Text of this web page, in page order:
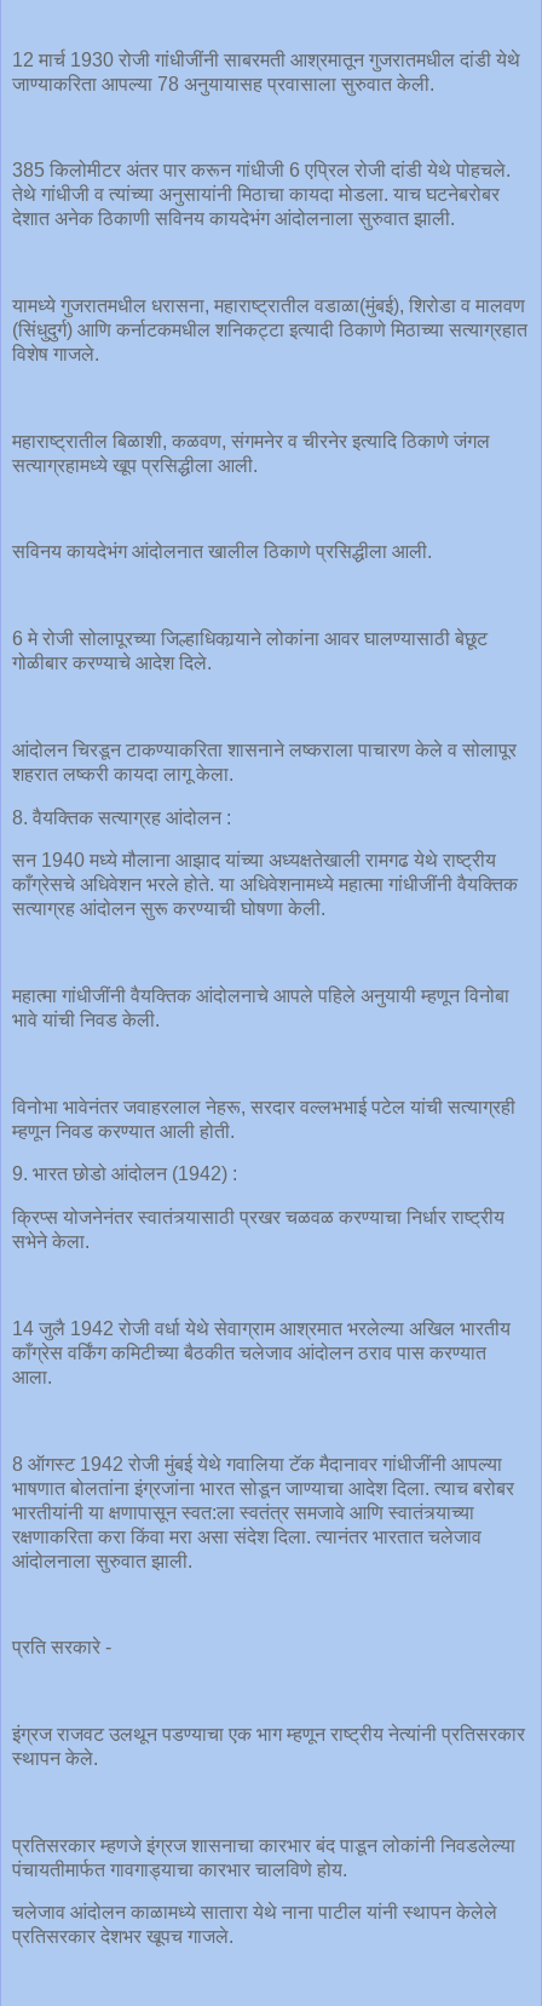
12 मार्च 1930 रोजी गांधीजींनी साबरमती आश्रमातून गुजरातमधील दांडी येथे
जाण्याकरिता आपल्या 78 अनुयायासह प्रवासाला सुरुवात केली.
385 किलोमीटर अंतर पार करून गांधीजी 6 एप्रिल रोजी दांडी येथे पोहचले.
तेथे गांधीजी व त्यांच्या अनुसायांनी मिठाचा कायदा मोडला. याच घटनेबरोबर
देशात अनेक ठिकाणी सविनय कायदेभंग आंदोलनाला सुरुवात झाली.
यामध्ये गुजरातमधील धरासना, महाराष्ट्रातील वडाळा(मुंबई), शिरोडा व मालवण
(सिंधुदुर्ग) आणि कर्नाटकमधील शनिकट्टा इत्यादी ठिकाणे मिठाच्या सत्याग्रहात
विशेष गाजले.
महाराष्ट्रातील बिळाशी, कळवण, संगमनेर व चीरनेर इत्यादि ठिकाणे जंगल
सत्याग्रहामध्ये खूप प्रसिद्धीला आली.
सविनय कायदेभंग आंदोलनात खालील ठिकाणे प्रसिद्धीला आली.
6 मे रोजी सोलापूरच्या जिल्हाधिकार्‍याने लोकांना आवर घालण्यासाठी बेछूट
गोळीबार करण्याचे आदेश दिले.
आंदोलन चिरडून टाकण्याकरिता शासनाने लष्कराला पाचारण केले व सोलापूर
शहरात लष्करी कायदा लागू केला.
8. वैयक्तिक सत्याग्रह आंदोलन :
सन 1940 मध्ये मौलाना आझाद यांच्या अध्यक्षतेखाली रामगढ येथे राष्ट्रीय
काँग्रेसचे अधिवेशन भरले होते. या अधिवेशनामध्ये महात्मा गांधीजींनी वैयक्तिक
सत्याग्रह आंदोलन सुरू करण्याची घोषणा केली.
महात्मा गांधीजींनी वैयक्तिक आंदोलनाचे आपले पहिले अनुयायी म्हणून विनोबा
भावे यांची निवड केली.
विनोभा भावेनंतर जवाहरलाल नेहरू, सरदार वल्लभभाई पटेल यांची सत्याग्रही
म्हणून निवड करण्यात आली होती.
9. भारत छोडो आंदोलन (1942) :
क्रिप्स योजनेनंतर स्वातंत्र्यासाठी प्रखर चळवळ करण्याचा निर्धार राष्ट्रीय
सभेने केला.
14 जुलै 1942 रोजी वर्धा येथे सेवाग्राम आश्रमात भरलेल्या अखिल भारतीय
काँग्रेस वर्किंग कमिटीच्या बैठकीत चलेजाव आंदोलन ठराव पास करण्यात
आला.
8 ऑगस्ट 1942 रोजी मुंबई येथे गवालिया टॅक मैदानावर गांधीजींनी आपल्या
भाषणात बोलतांना इंग्रजांना भारत सोडून जाण्याचा आदेश दिला. त्याच बरोबर
भारतीयांनी या क्षणापासून स्वत:ला स्वतंत्र समजावे आणि स्वातंत्र्याच्या
रक्षणाकरिता करा किंवा मरा असा संदेश दिला. त्यानंतर भारतात चलेजाव
आंदोलनाला सुरुवात झाली.
प्रति सरकारे -
इंग्रज राजवट उलथून पडण्याचा एक भाग म्हणून राष्ट्रीय नेत्यांनी प्रतिसरकार
स्थापन केले.
प्रतिसरकार म्हणजे इंग्रज शासनाचा कारभार बंद पाडून लोकांनी निवडलेल्या
पंचायतीमार्फत गावगाड्याचा कारभार चालविणे होय.
चलेजाव आंदोलन काळामध्ये सातारा येथे नाना पाटील यांनी स्थापन केलेले
प्रतिसरकार देशभर खूपच गाजले.